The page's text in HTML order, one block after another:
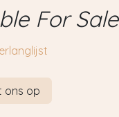
For Sale
ons op